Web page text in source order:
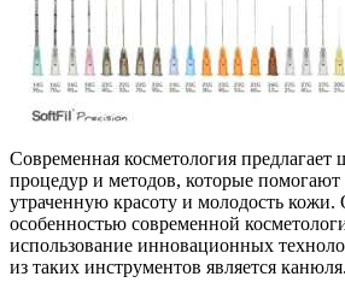
Современная косметология предлагает
процедур и методов, которые помогают
утраченную красоту и молодость кожи.
особенностью современной
использование инновационных
из таких инструментов является канюля.